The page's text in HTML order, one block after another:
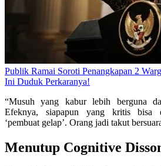
Publik Ramai Soroti Penangkapan 2
Ini Duduk Perkaranya!
“Musuh yang kabur lebih berguna
Efeknya, siapapun yang kritis bisa
‘pembuat gelap’. Orang jadi takut
Menutup Cognitive